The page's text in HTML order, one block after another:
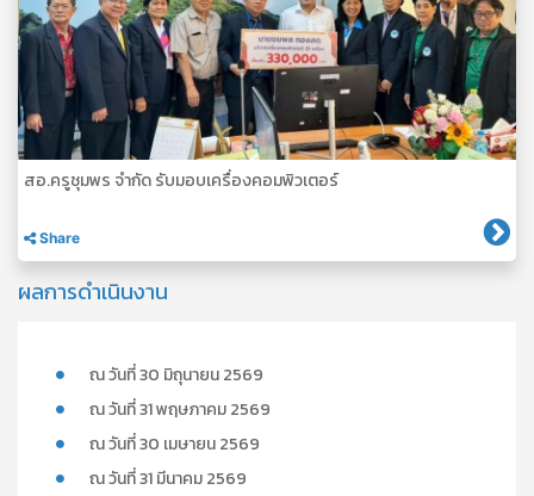
สอ.ครูชุมพร จำกัด รับมอบเครื่องคอมพิวเตอร์
Share
ผลการดำเนินงาน
ณ วันที่ 30 มิถุนายน 2569
ณ วันที่ 31 พฤษภาคม 2569
ณ วันที่ 30 เมษายน 2569
ณ วันที่ 31 มีนาคม 2569